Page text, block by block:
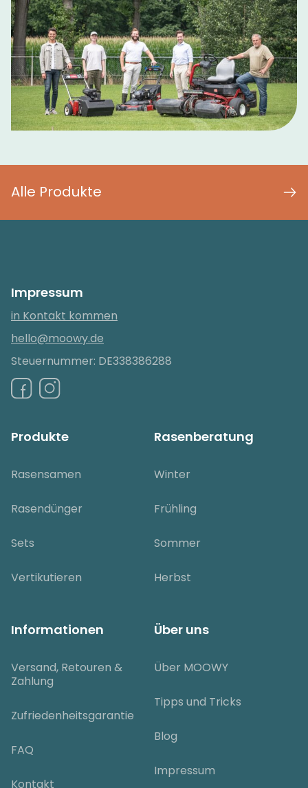
Alle Produkte
Impressum
in Kontakt kommen
hello@moowy.de
Steuernummer: DE338386288
Produkte
Rasensamen
Rasendünger
Sets
Vertikutieren
Rasenberatung
Winter
Frühling
Sommer
Herbst
Informationen
Versand, Retouren &
Zahlung
Zufriedenheitsgarantie
FAQ
Kontakt
Über uns
Über MOOWY
Tipps und Tricks
Blog
Impressum